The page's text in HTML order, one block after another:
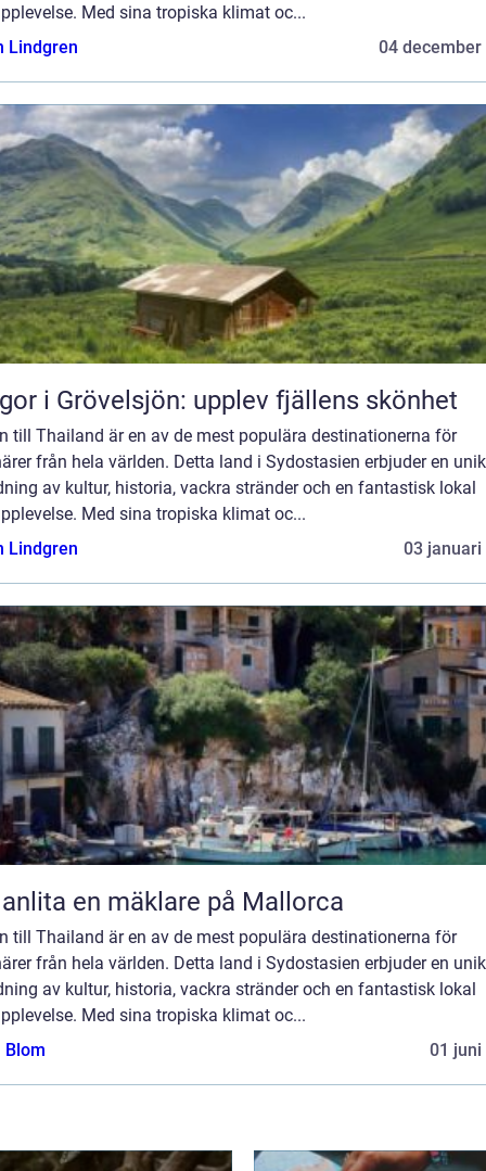
Med sina tropiska klimat oc...
Lindgren
04 december
i Grövelsjön: upplev fjällens skönhet
till Thailand är en av de mest populära destinationerna för
från hela världen. Detta land i Sydostasien erbjuder en unik
av kultur, historia, vackra stränder och en fantastisk lokal
Med sina tropiska klimat oc...
Lindgren
03 januari
en mäklare på Mallorca
till Thailand är en av de mest populära destinationerna för
från hela världen. Detta land i Sydostasien erbjuder en unik
av kultur, historia, vackra stränder och en fantastisk lokal
Med sina tropiska klimat oc...
Blom
01 juni